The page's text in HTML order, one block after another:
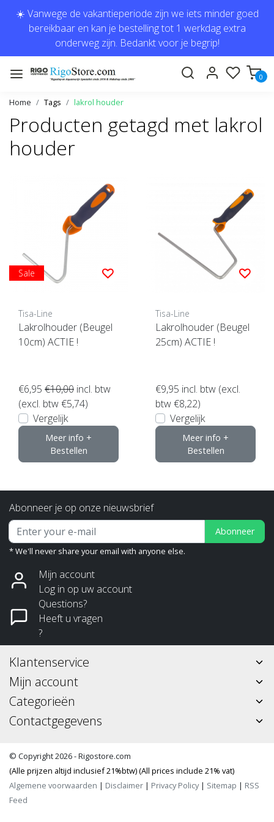
☀️ Vanwege de vakantieperiode zijn we iets minder goed
bereikbaar en kan je bestelling tot 1 werkdag extra
onderweg zijn. Bedankt voor je begrip!
0
Home Tags lakrol houder
Producten getagd met lakrol
houder
Sale
Tisa-Line
Lakrolhouder (Beugel
10cm) ACTIE !
€6,95 €10,00 incl. btw
(excl. btw €5,74)
Vergelijk
Meer info +
Bestellen
Tisa-Line
Lakrolhouder (Beugel
25cm) ACTIE !
€9,95 incl. btw (excl.
btw €8,22)
Vergelijk
Meer info +
Bestellen
Abonneer je op onze nieuwsbrief
Abonneer
* We'll never share your email with anyone else.
Mijn account
Log in op uw account
Questions?
Heeft u vragen
?
Klantenservice
Mijn account
Categorieën
Contactgegevens
© Copyright 2026 - Rigostore.com
(Alle prijzen altijd inclusief 21%btw) (All prices include 21% vat)
Algemene voorwaarden | Disclaimer | Privacy Policy| Sitemap | RSS
Feed